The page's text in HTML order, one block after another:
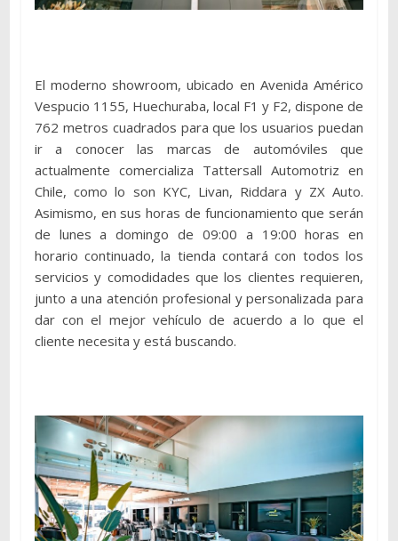
El moderno showroom, ubicado en Avenida Américo
Vespucio 1155, Huechuraba, local F1 y F2, dispone de
762 metros cuadrados para que los usuarios puedan
ir a conocer las marcas de automóviles que
actualmente comercializa Tattersall Automotriz en
Chile, como lo son KYC, Livan, Riddara y ZX Auto.
Asimismo, en sus horas de funcionamiento que serán
de lunes a domingo de 09:00 a 19:00 horas en
horario continuado, la tienda contará con todos los
servicios y comodidades que los clientes requieren,
junto a una atención profesional y personalizada para
dar con el mejor vehículo de acuerdo a lo que el
cliente necesita y está buscando.